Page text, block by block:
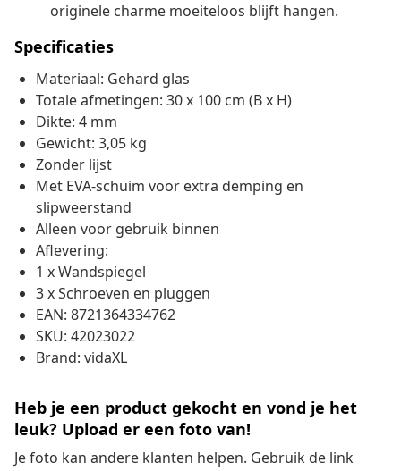
originele charme moeiteloos blijft hangen.
Specificaties
Materiaal: Gehard glas
Totale afmetingen: 30 x 100 cm (B x H)
Dikte: 4 mm
Gewicht: 3,05 kg
Zonder lijst
Met EVA-schuim voor extra demping en
slipweerstand
Alleen voor gebruik binnen
Aflevering:
1 x Wandspiegel
3 x Schroeven en pluggen
EAN: 8721364334762
SKU: 42023022
Brand: vidaXL
Heb je een product gekocht en vond je het
leuk? Upload er een foto van!
Je foto kan andere klanten helpen. Gebruik de link